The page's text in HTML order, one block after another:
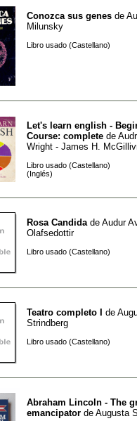
Conozca sus genes de
Milunsky
Libro usado (Castellano)
Let's learn english -
Course: complete de
Wright - James H.
Libro usado (Castellano)
(Inglés)
Rosa Candida de Audur
Olafsedottir
Libro usado (Castellano)
Teatro completo I de
Strindberg
Libro usado (Castellano)
Abraham Lincoln - The
emancipator de Augusta